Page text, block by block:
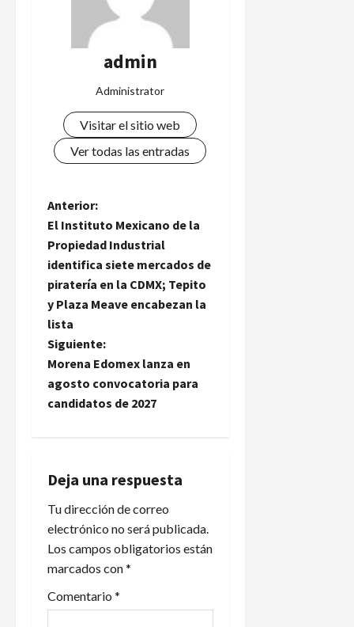
admin
Administrator
Visitar el sitio web
Ver todas las entradas
N
a
v
e
g
a
c
ó
n
d
e
e
Anterior:
El Instituto Mexicano de la
Propiedad Industrial
identifica siete mercados de
piratería en la CDMX; Tepito
y Plaza Meave encabezan la
lista
Siguiente:
Morena Edomex lanza en
agosto convocatoria para
candidatos de 2027
Deja una respuesta
Tu dirección de correo
electrónico no será publicada.
Los campos obligatorios están
marcados con*
Comentario *